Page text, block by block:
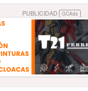
PUBLICIDAD GCAds